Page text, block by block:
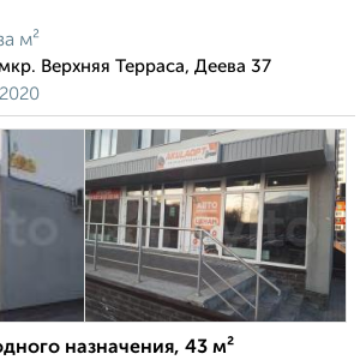
м²
Верхняя Терраса, Деева 37
назначения, 43 м²